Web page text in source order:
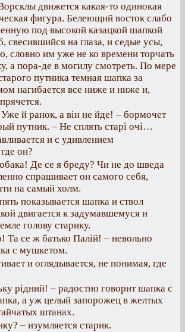
движется какая-то одинокая
фигура. Белеющий восток слабо
под высокой казацкой шапкой
свесившийся на глаза, и седые усы,
словно им уже не ко времени торчать
а пора-де в могилу смотреть. По мере
путника темная шапка за
нагибается все ниже и ниже и,
й ранок, а він не йде! – бормочет
путник. – Не сплять старі очі…
и с удивлением
он?
Де се я бреду? Чи не до шведа
спрашивает он самого себя,
на самый холм.
показывается шапка и ствол
двигается к задумавшемуся и
голову старику.
Та се ж батько Палій! – невольно
с мушкетом.
и оглядывается, не понимая, где
рідний! – радостно говорит шапка с
а уж целый запорожец в желтых
штанах.
– изумляется старик.